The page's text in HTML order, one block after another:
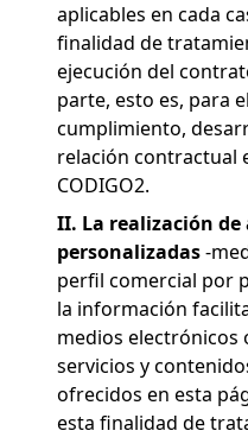
aplicables en cada
finalidad de
ejecución del
parte, esto es, para
cumplimiento,
relación contractual
CODIGO2.
II. La realización de
personalizadas-
perfil comercial por
la información
medios electrónicos
servicios y
ofrecidos en esta
esta finalidad de